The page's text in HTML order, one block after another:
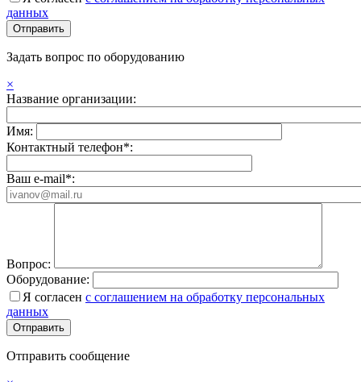
данных
Задать вопрос по оборудованию
×
Название организации:
Имя:
Контактный телефон*:
Ваш e-mail*:
Вопрос:
Оборудование:
Я согласен с соглашением на обработку персональных
данных
Отправить сообщение